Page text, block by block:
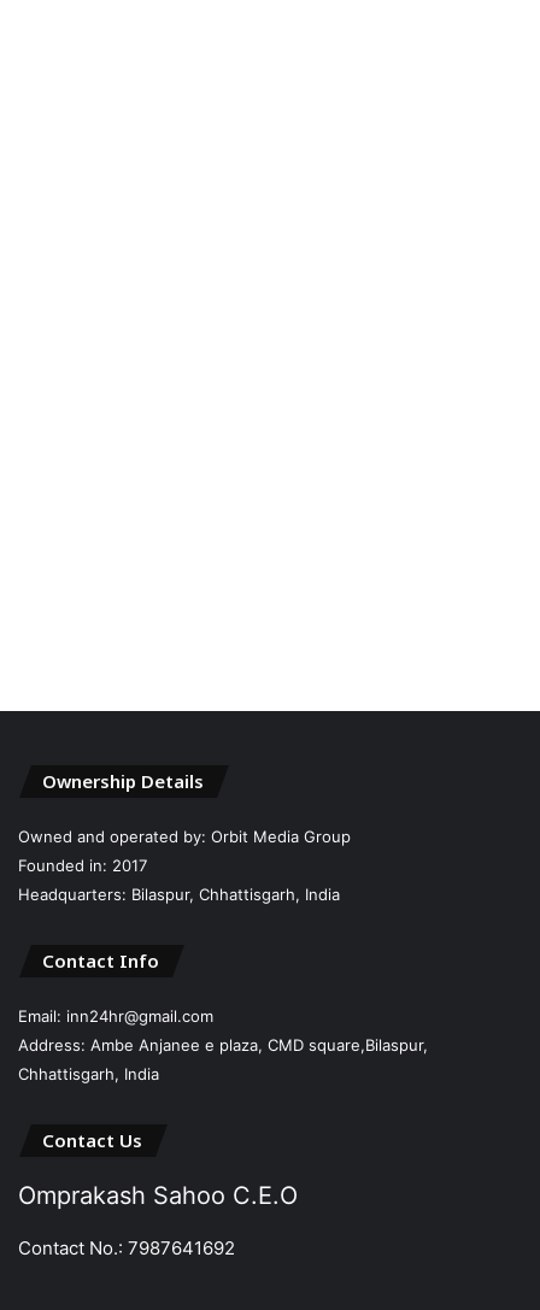
Ownership Details
Owned and operated by: Orbit Media Group
Founded in: 2017
Headquarters: Bilaspur, Chhattisgarh, India
Contact Info
Email: inn24hr@gmail.com
Address: Ambe Anjanee e plaza, CMD square,Bilaspur,
Chhattisgarh, India
Contact Us
Omprakash Sahoo C.E.O
Contact No.: 7987641692